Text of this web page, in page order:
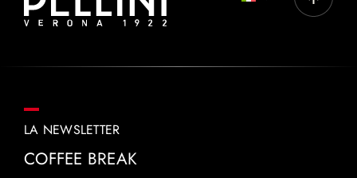
LA NEWSLETTER
COFFEE BREAK